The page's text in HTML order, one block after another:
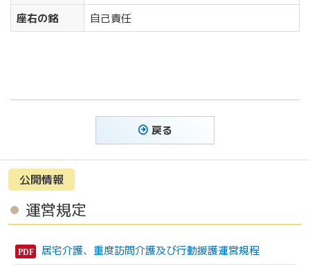
座右の銘 自己責任
戻る
公開情報
運営規定
居宅介護、重度訪問介護及び行動援護運営規程